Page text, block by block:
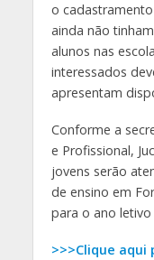
o
ainda não
alunos nas
interessados
apresentam
Conforme a
e Profissional,
jovens serão
de ensino em
para o ano letivo
>>>Clique aqui